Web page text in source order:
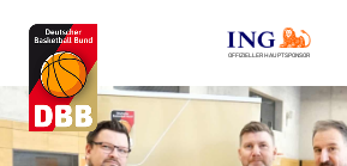
OFFIZIELLER HAUPTSPONSOR